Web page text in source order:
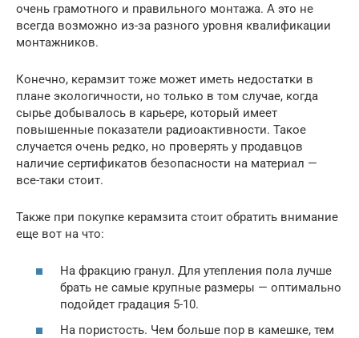
очень грамотного и правильного монтажа. А это не
всегда возможно из-за разного уровня квалификации
монтажников.
Конечно, керамзит тоже может иметь недостатки в
плане экологичности, но только в том случае, когда
сырье добывалось в карьере, который имеет
повышенные показатели радиоактивности. Такое
случается очень редко, но проверять у продавцов
наличие сертификатов безопасности на материал —
все-таки стоит.
Также при покупке керамзита стоит обратить внимание
еще вот на что:
На фракцию гранул. Для утепления пола лучше
брать не самые крупные размеры — оптимально
подойдет градация 5-10.
На пористость. Чем больше пор в камешке, тем